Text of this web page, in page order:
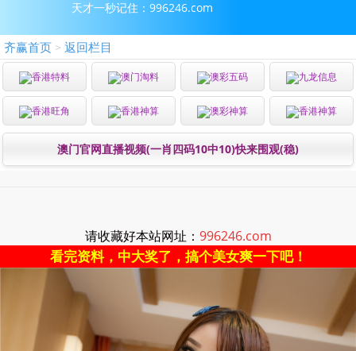
天才一秒记住：996246.com
齐赢首页 > 返回栏目
香港特料 澳门淘料 澳彩五码 九龙信息
香港旺角 香港神算 澳彩神算 香港神算
澳门官网直播视频(一肖四码10中10)快来围观(稳)
请收藏好本站网址： 996246.com
看完资料，中大奖了，搞个美女爽一下吧！